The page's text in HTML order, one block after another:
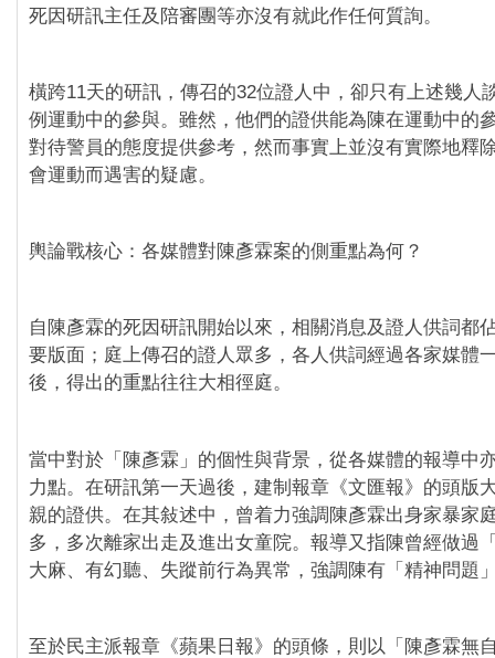
死因研訊主任及陪審團等亦沒有就此作任何質詢。
橫跨11天的研訊，傳召的32位證人中，卻只有上述幾人
例運動中的參與。雖然，他們的證供能為陳在運動中的
對待警員的態度提供參考，然而事實上並沒有實際地釋
會運動而遇害的疑慮。
輿論戰核心：各媒體對陳彥霖案的側重點為何？
自陳彥霖的死因研訊開始以來，相關消息及證人供詞都
要版面；庭上傳召的證人眾多，各人供詞經過各家媒體
後，得出的重點往往大相徑庭。
當中對於「陳彥霖」的個性與背景，從各媒體的報導中
力點。在研訊第一天過後，建制報章《文匯報》的頭版
親的證供。在其敍述中，曾着力強調陳彥霖出身家暴家
多，多次離家出走及進出女童院。報導又指陳曾經做過
大麻、有幻聽、失蹤前行為異常，強調陳有「精神問題
至於民主派報章《蘋果日報》的頭條，則以「陳彥霖無